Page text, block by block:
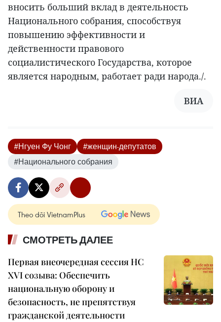
вносить больший вклад в деятельность
Национального собрания, способствуя
повышению эффективности и
действенности правового
социалистического Государства, которое
является народным, работает ради народа./.
ВИА
#Нгуен Фу Чонг
#женщин-депутатов
#Национального собрания
Theo dõi VietnamPlus
СМОТРЕТЬ ДАЛЕЕ
Первая внеочередная сессия НС
XVI созыва: Обеспечить
национальную оборону и
безопасность, не препятствуя
гражданской деятельности